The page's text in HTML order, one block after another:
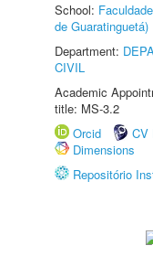
School:
de Guaratinguetá)
Department:
CIVIL
Academic
title: MS-3.2
Orcid
CV
Dimensions
Repositório